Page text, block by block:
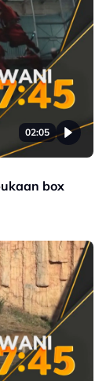
02:05
box